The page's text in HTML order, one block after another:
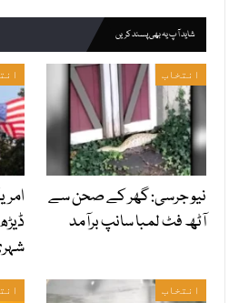
شاید آپ یہ بھی پسند کریں
انتخاب
نیو جرسی: گھر کے صحن سے
آٹھ فٹ لمبا سانپ برآمد
انتخاب